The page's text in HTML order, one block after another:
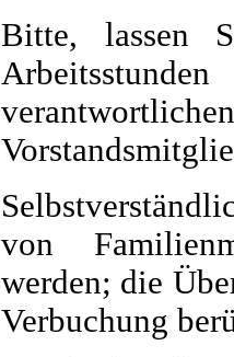
Bitte, lassen
von
werden; die
Verbuchung